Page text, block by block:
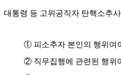
대통령 등 고위공직자 탄핵소추
① 피소추자 본인의 행위여
② 직무집행에 관련된 행위